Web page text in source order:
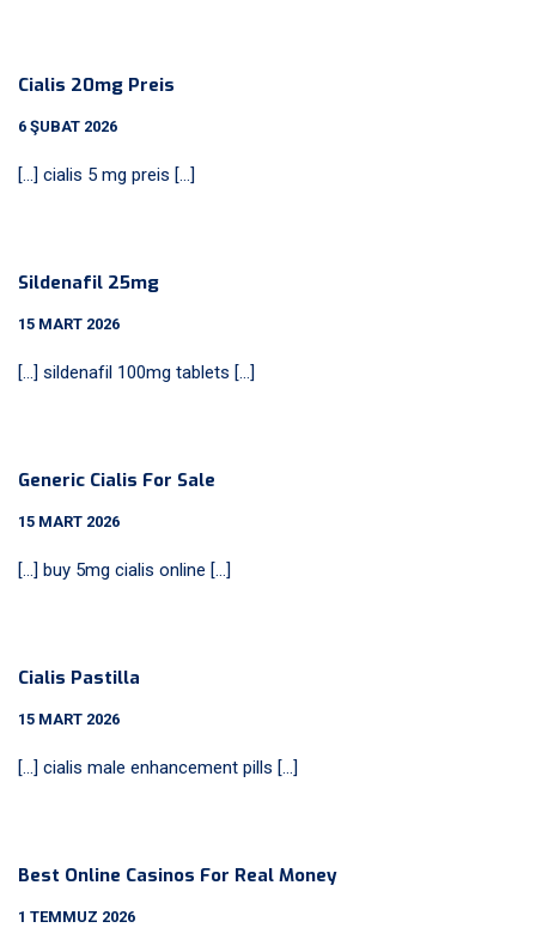
Cialis 20mg Preis
6 ŞUBAT 2026
[…] cialis 5 mg preis […]
Sildenafil 25mg
15 MART 2026
[…] sildenafil 100mg tablets […]
Generic Cialis For Sale
15 MART 2026
[…] buy 5mg cialis online […]
Cialis Pastilla
15 MART 2026
[…] cialis male enhancement pills […]
Best Online Casinos For Real Money
1 TEMMUZ 2026